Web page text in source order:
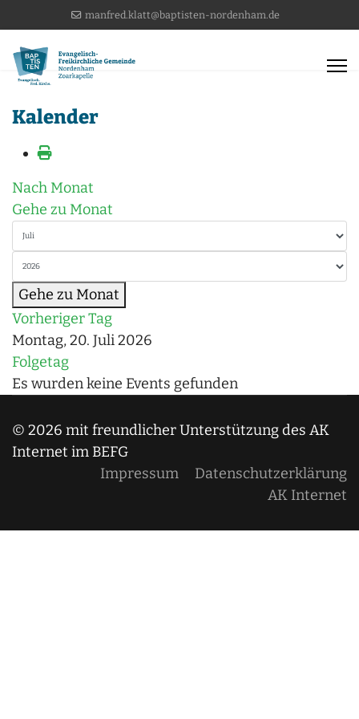
manfred.klatt@baptisten-nordenham.de
Kalender
Nach Monat
Gehe zu Monat
Gehe zu Monat
Vorheriger Tag
Montag, 20. Juli 2026
Folgetag
Es wurden keine Events gefunden
© 2026 mit freundlicher Unterstützung des AK
Internet im BEFG
Impressum
Datenschutzerklärung
AK Internet